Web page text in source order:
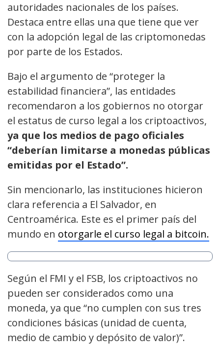
autoridades nacionales de los países.
Destaca entre ellas una que tiene que ver
con la adopción legal de las criptomonedas
por parte de los Estados.
Bajo el argumento de “proteger la
estabilidad financiera”, las entidades
recomendaron a los gobiernos no otorgar
el estatus de curso legal a los criptoactivos,
ya que los medios de pago oficiales
“deberían limitarse a monedas públicas
emitidas por el Estado”.
Sin mencionarlo, las instituciones hicieron
clara referencia a El Salvador, en
Centroamérica. Este es el primer país del
mundo en otorgarle el curso legal a bitcoin.
Según el FMI y el FSB, los criptoactivos no
pueden ser considerados como una
moneda, ya que “no cumplen con sus tres
condiciones básicas (unidad de cuenta,
medio de cambio y depósito de valor)”.